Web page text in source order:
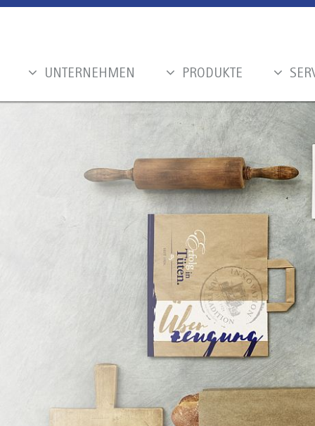
UNTERNEHMEN PRODUKTE